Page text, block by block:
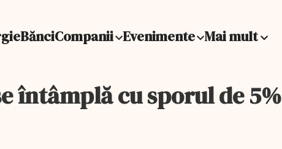
BănciCompanii Evenimente Mai mult
întâmplă cu sporul de 5%